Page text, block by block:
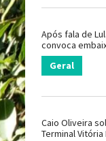
Após fala de
convoca
Geral
Caio Oliveira
Terminal Vitória